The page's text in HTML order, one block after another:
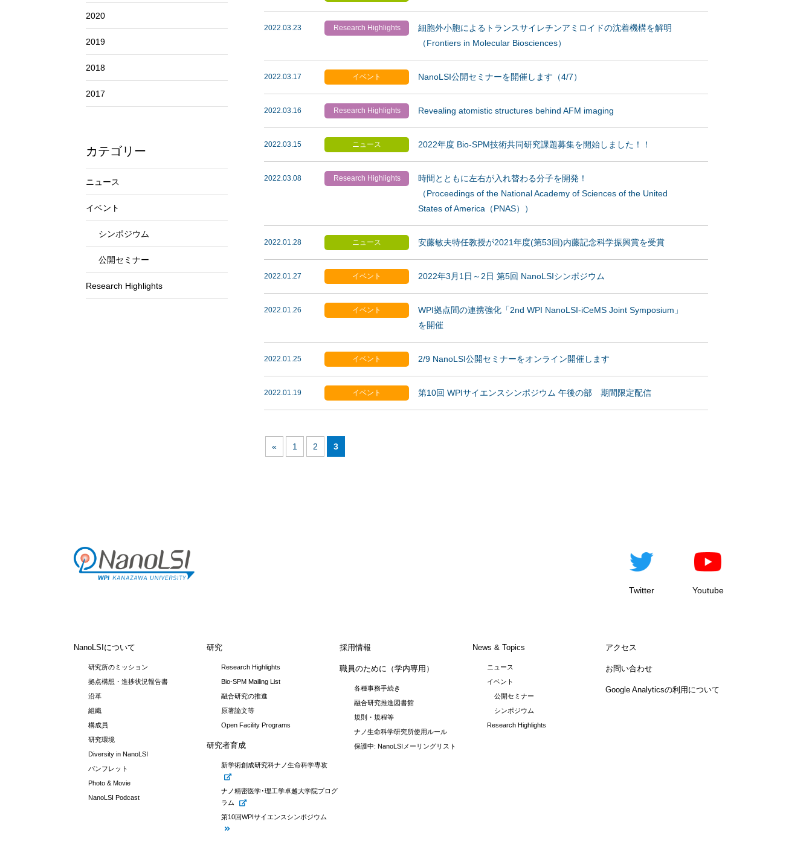
2020
2019
2018
2017
カテゴリー
ニュース
イベント
シンポジウム
公開セミナー
Research Highlights
2022.03.23 Research Highlights
細胞外小胞によるトランスサイレチンアミロイドの沈着機構を解明
（Frontiers in Molecular Biosciences）
2022.03.17 イベント NanoLSI公開セミナーを開催します（4/7）
2022.03.16 Research Highlights Revealing atomistic structures behind AFM imaging
2022.03.15 ニュース 2022年度 Bio-SPM技術共同研究課題募集を開始しました！！
2022.03.08 Research Highlights
時間とともに左右が入れ替わる分子を開発！
（Proceedings of the National Academy of Sciences of the United
States of America（PNAS））
2022.01.28 ニュース 安藤敏夫特任教授が2021年度(第53回)内藤記念科学振興賞を受賞
2022.01.27 イベント 2022年3月1日～2日 第5回 NanoLSIシンポジウム
2022.01.26 イベント
WPI拠点間の連携強化「2nd WPI NanoLSI-iCeMS Joint Symposium」
を開催
2022.01.25 イベント 2/9 NanoLSI公開セミナーをオンライン開催します
2022.01.19 イベント 第10回 WPIサイエンスシンポジウム 午後の部 期間限定配信
« 1 2 3
Twitter Youtube
NanoLSIについて
研究所のミッション
拠点構想・進捗状況報告書
沿革
組織
構成員
研究環境
Diversity in NanoLSI
パンフレット
Photo & Movie
NanoLSI Podcast
研究
Research Highlights
Bio-SPM Mailing List
融合研究の推進
原著論文等
Open Facility Programs
研究者育成
新学術創成研究科ナノ生命科学専攻
ナノ精密医学･理工学卓越大学院プログ
ラム
第10回WPIサイエンスシンポジウム
採用情報
職員のために（学内専用）
各種事務手続き
融合研究推進図書館
規則・規程等
ナノ生命科学研究所使用ルール
保護中: NanoLSIメーリングリスト
News & Topics
ニュース
イベント
公開セミナー
シンポジウム
Research Highlights
アクセス
お問い合わせ
Google Analyticsの利用について